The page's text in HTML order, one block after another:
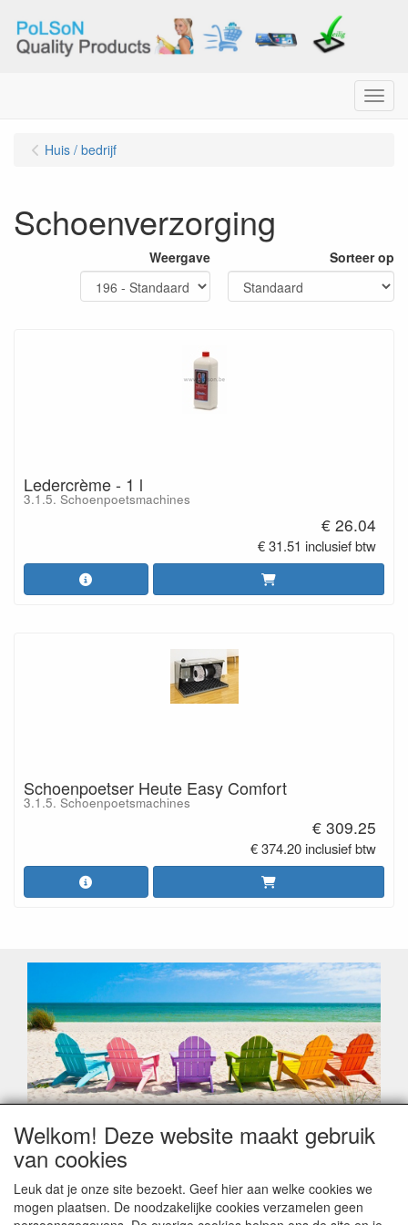
Menu
Huis / bedrijf
Schoenverzorging
Weergave Sorteer op
Ledercrème - 1 l
3.1.5. Schoenpoetsmachines
€ 26.04
€ 31.51 inclusief btw
Schoenpoetser Heute Easy Comfort
3.1.5. Schoenpoetsmachines
€ 309.25
€ 374.20 inclusief btw
Geachte klant,
Zoals elk jaar zorgt de verlofperiode, naast een hoop
leveringsproblemen.
Sommige fabrikanten sluiten of werken met een
Welkom! Deze website maakt gebruik
van cookies
Leuk dat je onze site bezoekt. Geef hier aan welke cookies we
mogen plaatsen. De noodzakelijke cookies verzamelen geen